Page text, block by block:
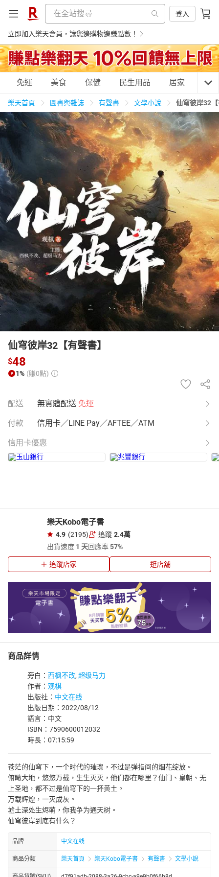
登入
立即加入樂天會員，讓您邊購物邊賺點數！
購物網分類
天天免運 美食蛋糕 養生保健 民生用品
3C家電 運動休閒 親子玩具
女裝 男裝 化妝保養 情趣用品
日本購物 電子/紙本書
HOT
免運 美食 保健 民生用品 居家 3C
樂天首頁 圖書與雜誌 有聲書 文學小說 仙穹彼岸32
仙穹彼岸32【有聲書】
$48
1% (賺0點)
配送 無實體配送 免運
付款 信用卡／LINE Pay／AFTEE／ATM
信用卡優惠
樂天Kobo電子書
4.9 (2195) 追蹤 2.4萬
出貨速度 1 天回應率57%
追蹤店家 逛店舖
商品詳情
旁白： 西枫不改, 超级马力
作者： 观棋
出版社： 中文在线
出版日期：2022/08/12
語言：中文
ISBN：7590600012032
時長：07:15:59
苍茫的仙穹下，一个时代的璀璨，不过是弹指间的烟花绽放。
俯瞰大地，悠悠万载，生生灭灭，他们都在哪里？仙门、皇朝、无
上圣地，都不过是仙穹下的一抔黄土。
万载辉煌，一灭成灰。
墟土深处生烬萌，你我争为通天树。
仙穹彼岸到底有什么？
品牌 中文在线
商品分類 樂天首頁 樂天Kobo電子書 有聲書 文學小說